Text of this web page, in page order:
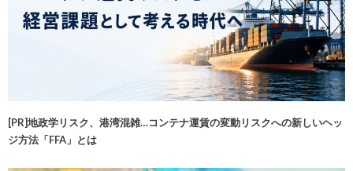
[PR]地政学リスク、港湾混雑…コンテナ運賃の変動リスクへの新しいヘッ
ジ方法「FFA」とは